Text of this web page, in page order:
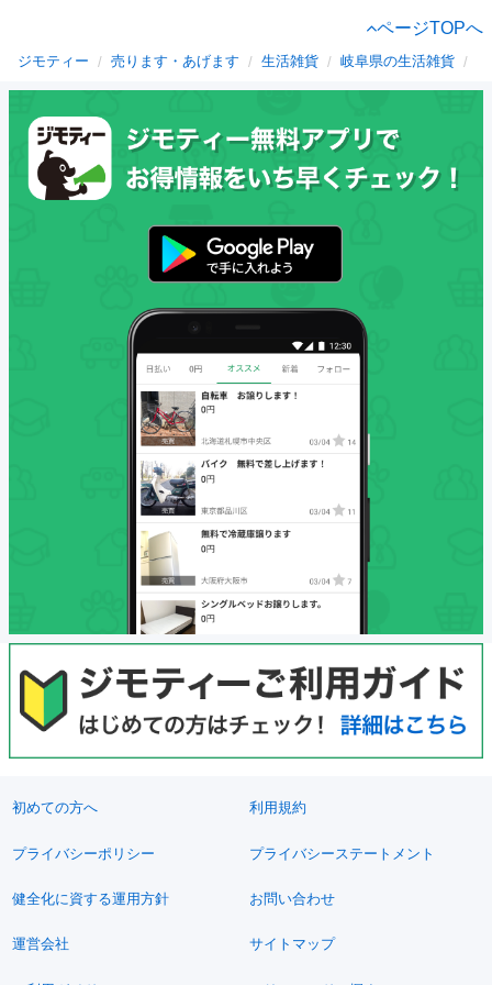
ページTOPへ
ジモティー 売ります・あげます 生活雑貨 岐阜県の生活雑貨
初めての方へ 利用規約
プライバシーポリシー プライバシーステートメント
健全化に資する運用方針 お問い合わせ
運営会社 サイトマップ